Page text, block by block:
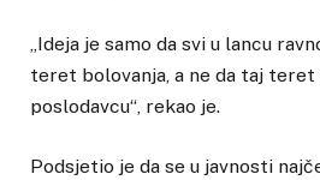
„Ideja je samo da svi u lancu
teret bolovanja, a ne da taj teret
poslodavcu“, rekao je.
Podsjetio je da se u javnosti